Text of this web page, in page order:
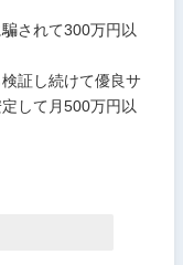
されて300万円以
証し続けて優良サ
して月500万円以